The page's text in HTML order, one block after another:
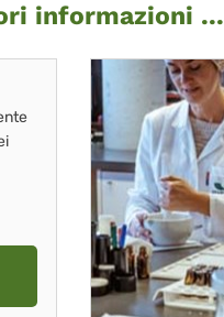
informazioni ...